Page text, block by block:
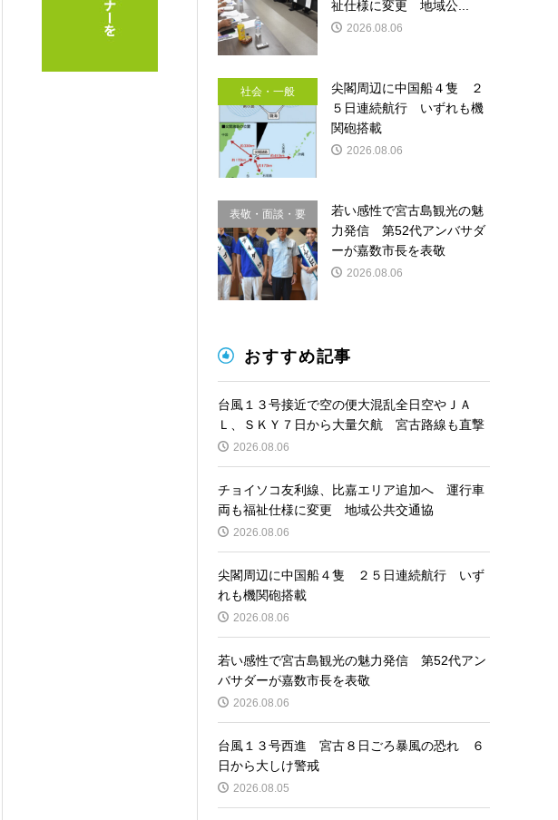
祉仕様に変更 地域公...
2026.08.06
社会・一般
尖閣周辺に中国船４隻 ２
５日連続航行 いずれも機
関砲搭載
2026.08.06
表敬・面談・要
請
若い感性で宮古島観光の魅
力発信 第52代アンバサダ
ーが嘉数市長を表敬
2026.08.06
おすすめ記事
台風１３号接近で空の便大混乱全日空やＪＡ
Ｌ、ＳＫＹ７日から大量欠航 宮古路線も直撃
2026.08.06
チョイソコ友利線、比嘉エリア追加へ 運行車
両も福祉仕様に変更 地域公共交通協
2026.08.06
尖閣周辺に中国船４隻 ２５日連続航行 いず
れも機関砲搭載
2026.08.06
若い感性で宮古島観光の魅力発信 第52代アン
バサダーが嘉数市長を表敬
2026.08.06
台風１３号西進 宮古８日ごろ暴風の恐れ ６
日から大しけ警戒
2026.08.05